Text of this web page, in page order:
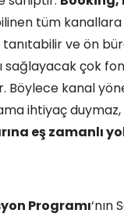
tüm kanallara
tanıtabilir ve ön
sağlayacak çok
Böylece kanal
ihtiyaç duymaz,
eş zamanlı
Programı‘nın